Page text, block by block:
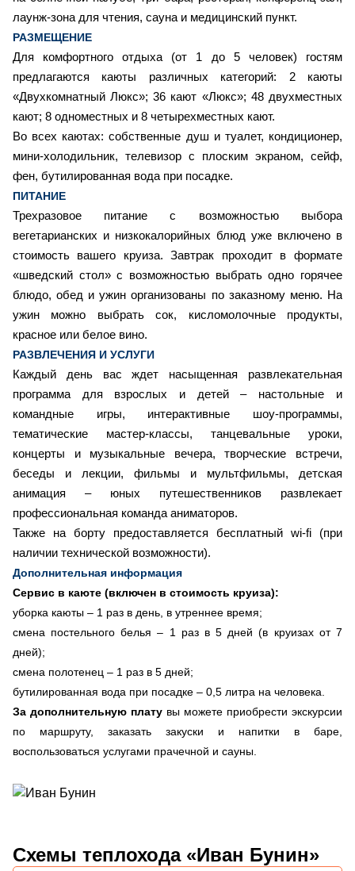
лаунж-зона для чтения, сауна и медицинский пункт.
РАЗМЕЩЕНИЕ
Для комфортного отдыха (от 1 до 5 человек) гостям
предлагаются каюты различных категорий: 2 каюты
«Двухкомнатный Люкс»; 36 кают «Люкс»; 48 двухместных
кают; 8 одноместных и 8 четырехместных кают.
Во всех каютах: собственные душ и туалет, кондиционер,
мини-холодильник, телевизор с плоским экраном, сейф,
фен, бутилированная вода при посадке.
ПИТАНИЕ
Трехразовое питание с возможностью выбора
вегетарианских и низкокалорийных блюд уже включено в
стоимость вашего круиза. Завтрак проходит в формате
«шведский стол» с возможностью выбрать одно горячее
блюдо, обед и ужин организованы по заказному меню. На
ужин можно выбрать сок, кисломолочные продукты,
красное или белое вино.
РАЗВЛЕЧЕНИЯ И УСЛУГИ
Каждый день вас ждет насыщенная развлекательная
программа для взрослых и детей – настольные и
командные игры, интерактивные шоу-программы,
тематические мастер-классы, танцевальные уроки,
концерты и музыкальные вечера, творческие встречи,
беседы и лекции, фильмы и мультфильмы, детская
анимация – юных путешественников развлекает
профессиональная команда аниматоров.
Также на борту предоставляется бесплатный wi-fi (при
наличии технической возможности).
Дополнительная информация
Сервис в каюте (включен в стоимость круиза):
уборка каюты – 1 раз в день, в утреннее время;
смена постельного белья – 1 раз в 5 дней (в круизах от 7
дней);
смена полотенец – 1 раз в 5 дней;
бутилированная вода при посадке – 0,5 литра на человека.
За дополнительную платувы можете приобрести экскурсии
по маршруту, заказать закуски и напитки в баре,
воспользоваться услугами прачечной и сауны.
Схемы теплохода «Иван Бунин»